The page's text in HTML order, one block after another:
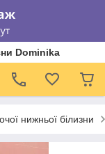
Dominika
нижньої білизни